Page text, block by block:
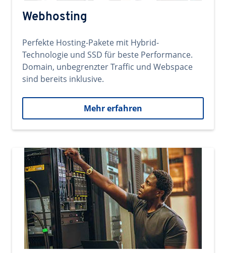
Webhosting
Perfekte Hosting-Pakete mit Hybrid-
Technologie und SSD für beste Performance.
Domain, unbegrenzter Traffic und Webspace
sind bereits inklusive.
Mehr erfahren